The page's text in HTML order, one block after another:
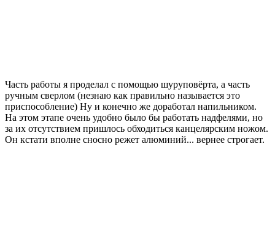
Часть работы я проделал с помощью шуруповёрта, а часть
ручным сверлом (незнаю как правильно называется это
приспособление) Ну и конечно же доработал напильником.
На этом этапе очень удобно было бы работать надфелями, но
за их отсутствием пришлось обходиться канцелярским ножом.
Он кстати вполне сносно режет алюминий... вернее строгает.